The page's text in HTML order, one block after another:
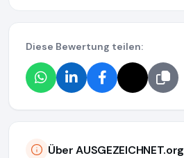
Diese Bewertung teilen:
Über AUSGEZEICHNET.org